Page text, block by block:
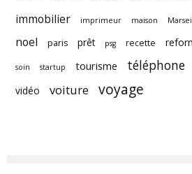
immobilier imprimeur maison
noel paris prêt psg recette
soin startup tourisme téléphone
vidéo
voiture voyage